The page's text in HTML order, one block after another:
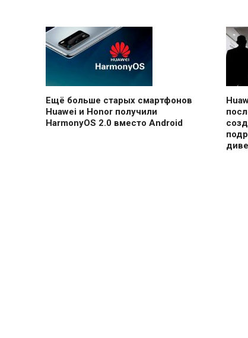
Ещё больше старых смартфонов
Huawei и Honor получили
HarmonyOS 2.0 вместо Android